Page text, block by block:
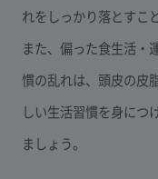
れをしっかり落とすこ
また、偏った食生活・
慣の乱れは、頭皮の皮
しい生活習慣を身につ
ましょう。